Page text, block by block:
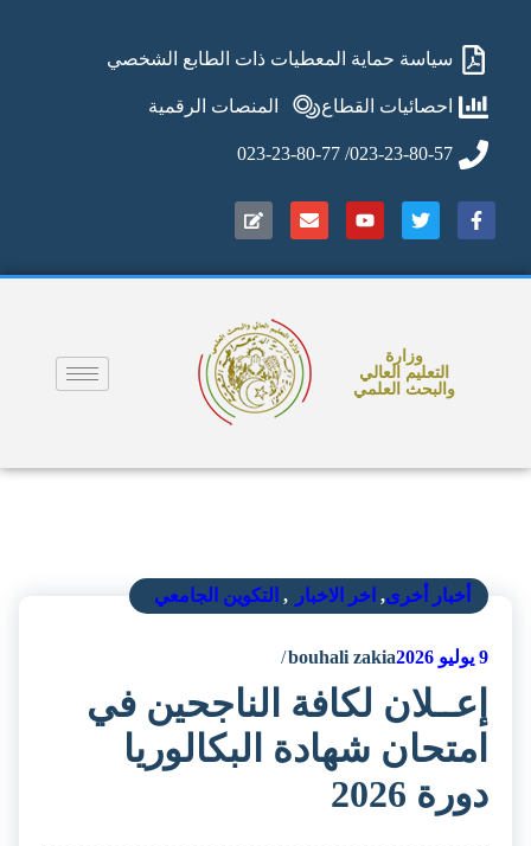
سياسة حماية المعطيات ذات الطابع الشخصي
احصائيات القطاع المنصات الرقمية
023-23-80-57/ 023-23-80-77
وزارة
التعليم العالي
والبحث العلمي
أخبار أخرى,اخر الاخبار التكوين الجامعي
يوليو 2026 bouhali zakia
إعــلان لكافة الناجحين في
امتحان شهادة البكالوريا
دورة 2026